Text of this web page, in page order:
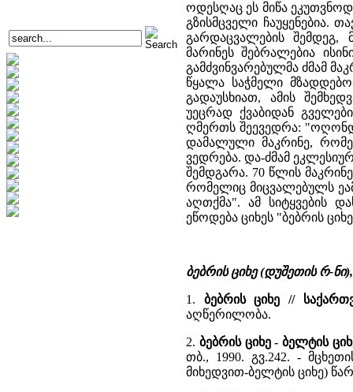
ოდესღაც ეს მიწა
გზისმცველი ჩაუყენებია.
გარდაცვალების შემდეგ,
მარინეს შებრალებია
გამძვინვარებულმა ძმამ
წყალა საჭმელი
გადაუსხიათ, ამის
უეცრად ქვაბიდან
ღმერთს შეევედრა: "ოღონდ
დამალული მაკრინე,
ვედრება. და-ძმამ
შემდგარა. 70 წლის
რომელიც მიცვალებულს
აღთქმა". ამ სიტყვების
ეწოდება ციხეს "ბებრის
ბებრის ციხე (დუშეთის რ-
1. ბებრის ციხე //
აღწერილობა.
2. ბებრის ციხე - ბელტის
თბ., 1990. გვ.242. -
მიხედვით-ბელტის ციხე)